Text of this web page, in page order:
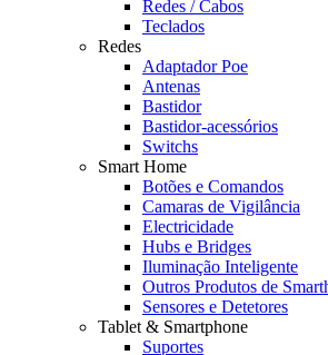
Redes / Cabos
Teclados
Redes
Adaptador Poe
Antenas
Bastidor
Bastidor-acessórios
Switchs
Smart Home
Botões e Comandos
Camaras de Vigilância
Electricidade
Hubs e Bridges
Iluminação Inteligente
Outros Produtos de
Sensores e Detetores
Tablet & Smartphone
Suportes